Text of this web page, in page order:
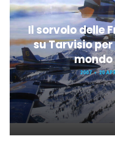
Il sorvolo delle
su Tarvisio
mondo
2007 20